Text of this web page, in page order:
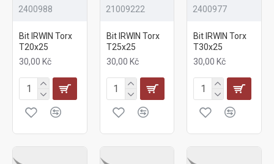
2400988
Bit IRWIN Torx
T20x25
30,00 Kč
21009222
Bit IRWIN Torx
T25x25
30,00 Kč
2400977
Bit IRWIN Torx
T30x25
30,00 Kč